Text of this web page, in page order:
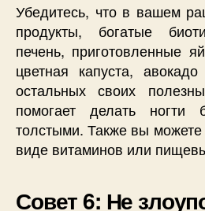
Убедитесь, что в вашем
продукты, богатые
печень, приготовленные
цветная капуста,
остальных своих
помогает делать ногти
толстыми. Также вы можете
виде витаминов или
Совет 6: Не